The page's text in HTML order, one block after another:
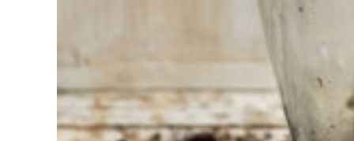
Bij Sneeboer
staan we altijd
klaar om een